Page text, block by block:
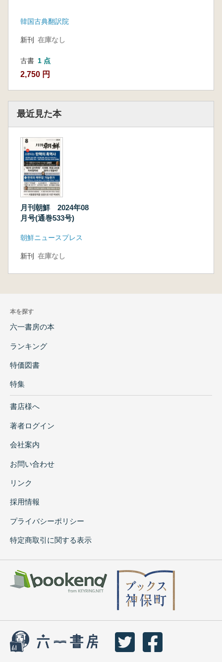
韓国古典翻訳院
新刊 在庫なし
古書 1 点
2,750 円
最近見た本
月刊朝鮮 2024年08
月号(通巻533号)
朝鮮ニュースプレス
新刊 在庫なし
本を探す
六一書房の本
ランキング
特価図書
特集
書店様へ
著者ログイン
会社案内
お問い合わせ
リンク
採用情報
プライバシーポリシー
特定商取引に関する表示